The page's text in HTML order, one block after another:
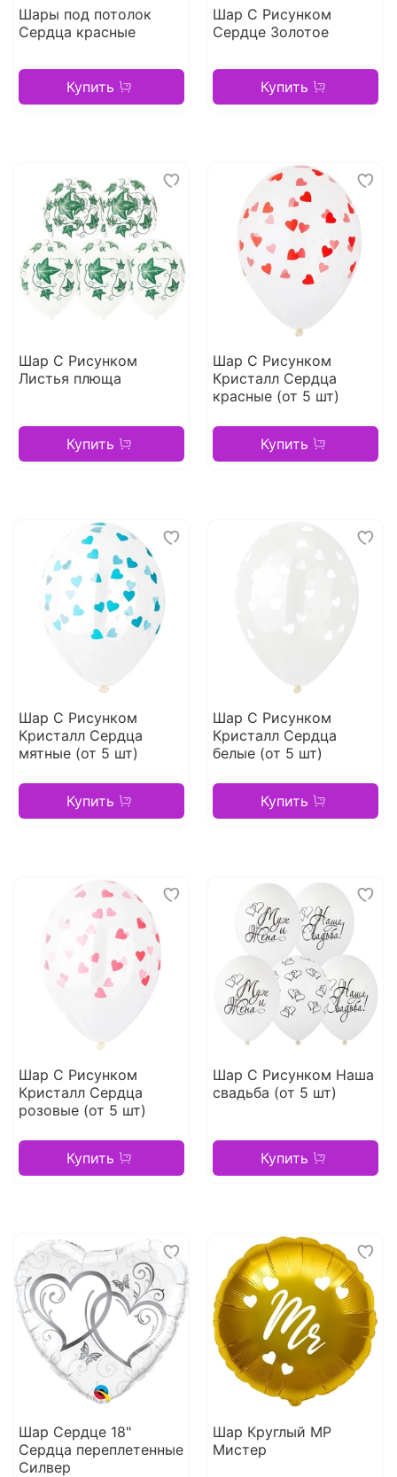
Шары под потолок
Сердца красные
Купить
Шар С Рисунком
Сердце Золотое
Купить
Шар С Рисунком
Листья плюща
Купить
Шар С Рисунком
Кристалл Сердца
красные (от 5 шт)
Купить
Шар С Рисунком
Кристалл Сердца
мятные (от 5 шт)
Купить
Шар С Рисунком
Кристалл Сердца
белые (от 5 шт)
Купить
Шар С Рисунком
Кристалл Сердца
розовые (от 5 шт)
Купить
Шар С Рисунком Наша
свадьба (от 5 шт)
Купить
Шар Сердце 18"
Сердца переплетенные
Силвер
Шар Круглый МР
Мистер